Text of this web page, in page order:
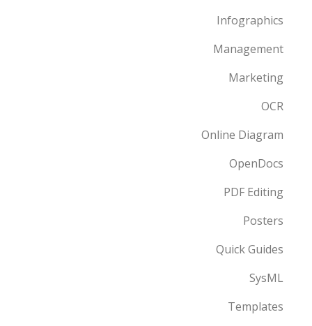
Infographics
Management
Marketing
OCR
Online Diagram
OpenDocs
PDF Editing
Posters
Quick Guides
SysML
Templates